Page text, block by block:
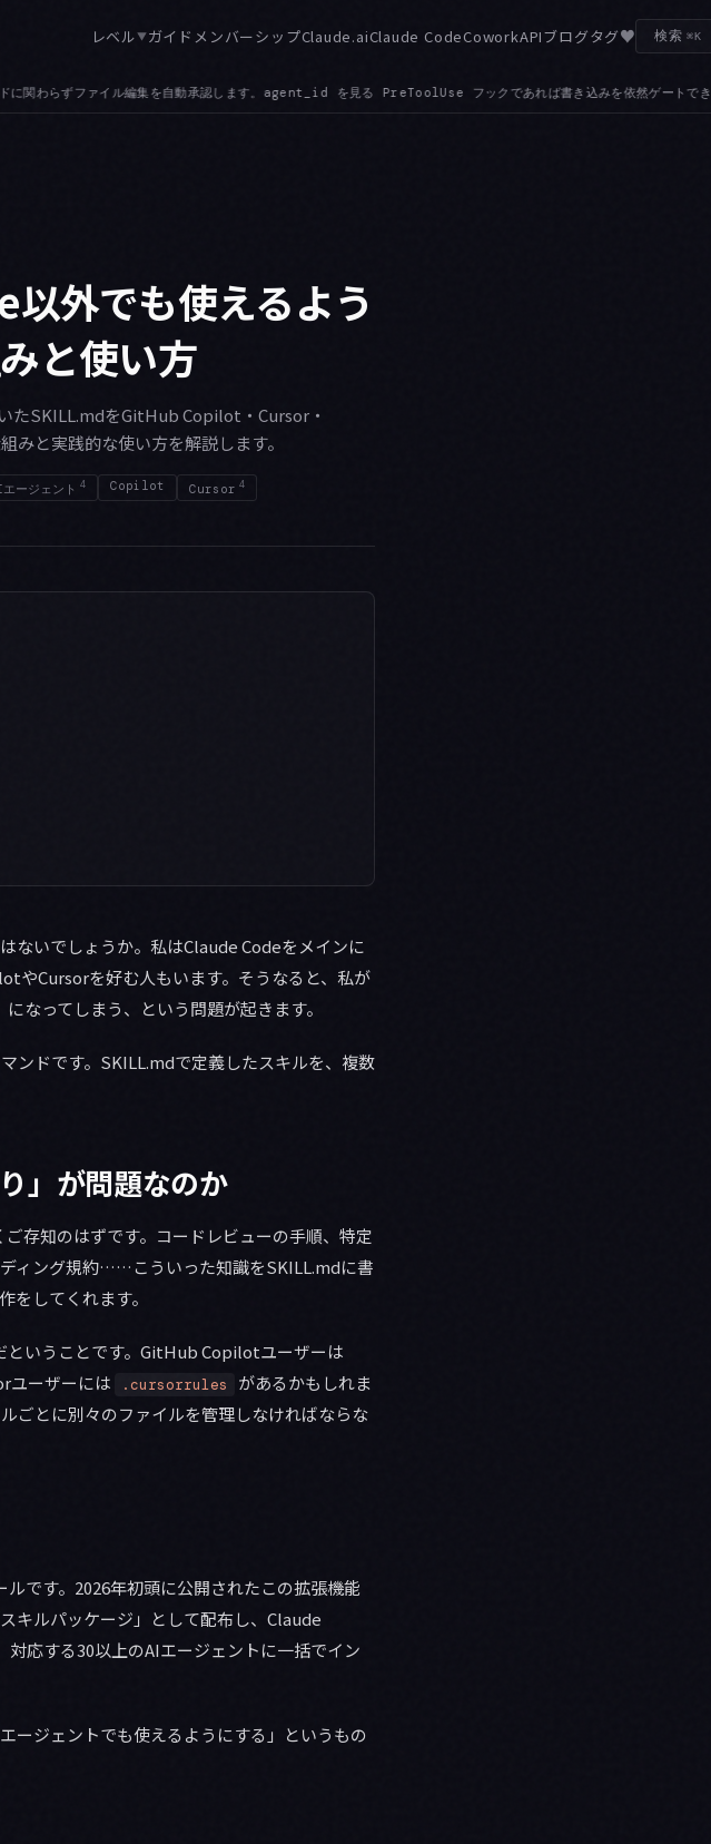
レベル▼ガイド メンバーシップClaude.aiClaude CodeCoworkAPIブログタグ♥ 検索 ⌘K
フックであれば書き込みを依然ゲートできます●GATEWAY — カスタム ANTHROPIC_BASE_URL 経由で
外でも使えるよう
と使い方
たSKILL.mdをGitHub Copilot・Cursor・
みと実践的な使い方を解説します。
ージェント 4 Copilot Cursor 4
ないでしょうか。私はClaude Codeをメインに
やCursorを好む人もいます。そうなると、私が
なってしまう、という問題が起きます。
ンドです。SKILL.mdで定義したスキルを、複数
」が問題なのか
存知のはずです。コードレビューの手順、特定
ィング規約……こういった知識をSKILL.mdに書
をしてくれます。
ということです。GitHub Copilotユーザーは
ユーザーには
.cursorrules
があるかもしれま
ごとに別々のファイルを管理しなければならな
です。2026年初頭に公開されたこの拡張機能
キルパッケージ」として配布し、Claude
応する30以上のAIエージェントに一括でイン
ージェントでも使えるようにする」というもの